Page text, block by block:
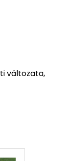
változata,